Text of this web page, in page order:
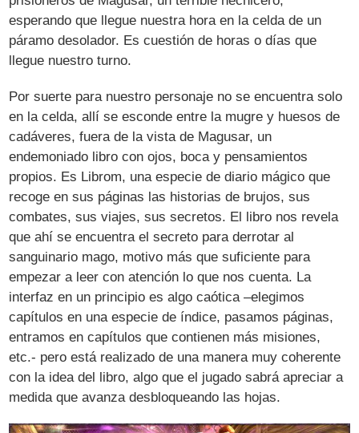
esperando que llegue nuestra hora en la celda de un
páramo desolador. Es cuestión de horas o días que
llegue nuestro turno.
Por suerte para nuestro personaje no se encuentra solo
en la celda, allí se esconde entre la mugre y huesos de
cadáveres, fuera de la vista de Magusar, un
endemoniado libro con ojos, boca y pensamientos
propios. Es Librom, una especie de diario mágico que
recoge en sus páginas las historias de brujos, sus
combates, sus viajes, sus secretos. El libro nos revela
que ahí se encuentra el secreto para derrotar al
sanguinario mago, motivo más que suficiente para
empezar a leer con atención lo que nos cuenta. La
interfaz en un principio es algo caótica –elegimos
capítulos en una especie de índice, pasamos páginas,
entramos en capítulos que contienen más misiones,
etc.- pero está realizado de una manera muy coherente
con la idea del libro, algo que el jugado sabrá apreciar a
medida que avanza desbloqueando las hojas.